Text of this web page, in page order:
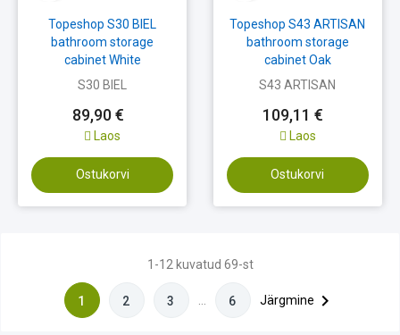
Topeshop S30 BIEL
bathroom storage
cabinet White
S30 BIEL
89,90 €
Laos
Ostukorvi
Topeshop S43 ARTISAN
bathroom storage
cabinet Oak
S43 ARTISAN
109,11 €
Laos
Ostukorvi
1-12 kuvatud 69-st
1 2 3 6 Järgmine 